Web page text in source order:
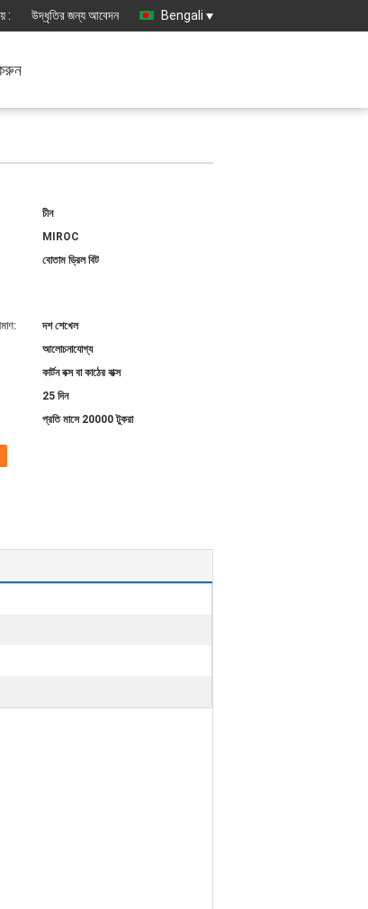
: উদ্ধৃতির জন্য আবেদন Bengali
চীন
MIROC
বোতাম ড্রিল বিট
দশ শেখেল
আলোচনাযোগ্য
কার্টন বক্স বা কাঠের বাক্স
25 দিন
প্রতি মাসে 20000 টুকরা